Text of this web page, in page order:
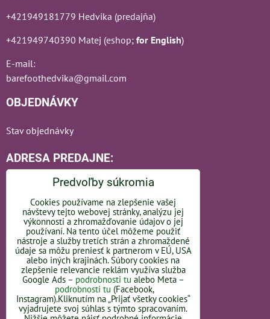
+421949181779 Hedvika (predajňa)
+421949740390 Matej (eshop; for English)
E-mail:
barefoothedvika@gmail.com
OBJEDNÁVKY
Stav objednávky
ADRESA PREDAJNE:
Bratislavská 110
92101 Piešťany
Slovakia
OTVÁRACIE HODINY -LINK
Predvoľby súkromia
Cookies používame na zlepšenie vašej
návštevy tejto webovej stránky, analýzu jej
výkonnosti a zhromažďovanie údajov o jej
používaní. Na tento účel môžeme použiť
nástroje a služby tretích strán a zhromaždené
údaje sa môžu preniesť k partnerom v EÚ, USA
alebo iných krajinách. Súbory cookies na
zlepšenie relevancie reklám využíva služba
Google Ads – podrobnosti tu alebo Meta –
podrobnosti tu (Facebook,
Instagram).Kliknutím na „Prijať všetky cookies“
vyjadrujete svoj súhlas s týmto spracovaním.